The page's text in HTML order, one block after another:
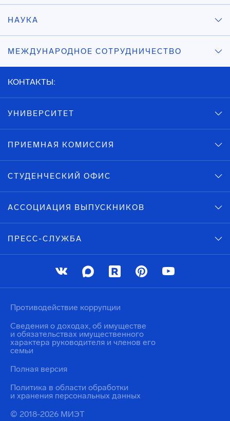
НАУКА
МЕЖДУНАРОДНОЕ СОТРУДНИЧЕСТВО
КОНТАКТЫ:
УНИВЕРСИТЕТ
ПРИЕМНАЯ КОМИССИЯ
СТУДЕНЧЕСКИЙ ОФИС
АССОЦИАЦИЯ ВЫПУСКНИКОВ
ПРЕСС-СЛУЖБА
© 2018-2026 МИЭТ
Политика в области обработки
и хранения персональных данных
Противодействие коррупции
Сведения о доходах, об имуществе
и обязательствах имущественного
характера руководителя и членов его
семьи
Полная версия